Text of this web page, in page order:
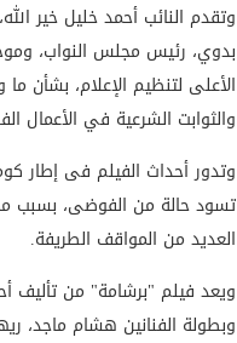
وتقدم النائب أحمد خليل خير
بدوي، رئيس مجلس النواب،
الأعلى لتنظيم الإعلام، بشأن
والثوابت الشرعية في الأعمال
وتدور أحداث الفيلم فى إطار
تسود حالة من الفوضى، بسبب
العديد من المواقف الطريفة.
ويعد فيلم "برشامة" من تأليف
وبطولة الفنانين هشام ماجد،